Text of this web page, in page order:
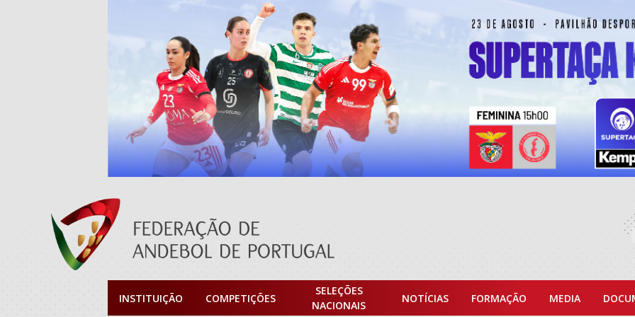
INSTITUIÇÃO COMPETIÇÕES
SELEÇÕES
NACIONAIS
NOTÍCIAS FORMAÇÃO MEDIA